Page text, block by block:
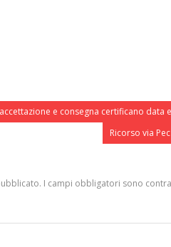
e consegna certificano data
Ricorso via
I campi obbligatori sono